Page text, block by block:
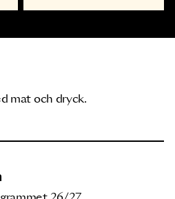
mat och dryck.